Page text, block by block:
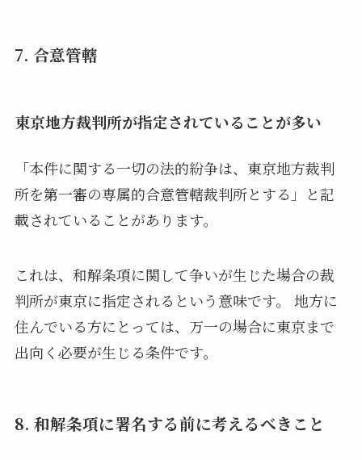
7. 合意管轄
東京地方裁判所が指定されていることが多い
「本件に関する一切の法的紛争は、東京地方裁判
所を第一審の専属的合意管轄裁判所とする」と記
載されていることがあります。
これは、和解条項に関して争いが生じた場合の裁
判所が東京に指定されるという意味です。 地方に
住んでいる方にとっては、万一の場合に東京まで
出向く必要が生じる条件です。
8. 和解条項に署名する前に考えるべきこと